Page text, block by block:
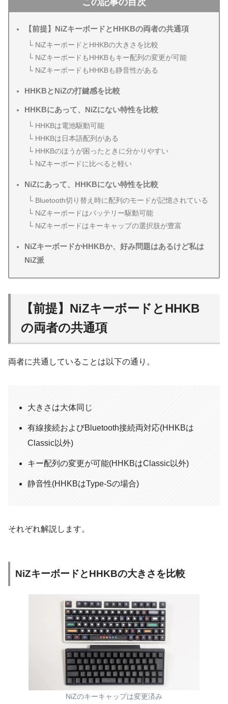
この記事の目次
【前提】NiZキーボードとHHKBの両者の共通項
NiZキーボードとHHKBの大きさを比較
NiZキーボードもHHKBもキー配列の変更が可能
NiZキーボードもHHKBも静音性がある
HHKBとNiZの打鍵感を比較
HHKBにあって、NiZにない特性を比較
HHKBは電池駆動可能
HHKBは日本語配列がある
HHKBのほうが困ったときに分かりやすい
NiZキーボードに比べると軽い
NiZにあって、HHKBにない特性を比較
Bluetooth切り替え時に配列のモードが記憶されている
NiZキーボードはバッテリー駆動可能
NiZキーボードはキーキャップの選択肢が豊富
NiZキーボードかHHKBか、好み問題はあるけど私は
NiZ派
【前提】NiZキーボードとHHKB
の両者の共通項
両者に共通していることは以下の通り。
大きさは大体同じ
有線接続およびBluetooth接続両対応(HHKBは
Classic以外)
キー配列の変更が可能(HHKBはClassic以外)
静音性(HHKBはType-Sの場合)
それぞれ解説します。
NiZキーボードとHHKBの大きさを比較
NiZのキーキャップは変更済み